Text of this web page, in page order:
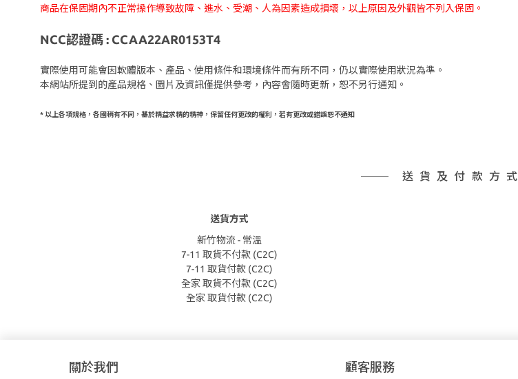
商品在保固期內不正常操作導致故障、進水、受潮、人為因素造成損壞，以上原因及外觀皆不列入保固。
NCC認證碼 : CCAA22AR0153T4
實際使用可能會因軟體版本、產品、使用條件和環境條件而有所不同，仍以實際使用狀況為準。
本網站所提到的產品規格、圖片及資訊僅提供參考，內容會隨時更新，恕不另行通知。
* 以上各項規格，各國稍有不同，基於精益求精的精神，保留任何更改的權利，若有更改或錯誤恕不通知
送貨及付款方式
送貨方式
新竹物流 - 常溫
7-11 取貨不付款 (C2C)
7-11 取貨付款 (C2C)
全家 取貨不付款 (C2C)
全家 取貨付款 (C2C)
關於我們 顧客服務